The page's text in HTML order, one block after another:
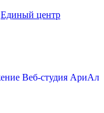
Единый центр